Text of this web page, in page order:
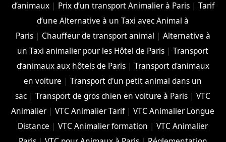
d’animaux| Prix d’un transport Animalier à Paris| Tarif
d’une Alternative à un Taxi avec Animal à
Paris| Chauffeur de transport animal | Alternative à
un Taxi animalier pour les Hôtel de Paris |Transport
d’animaux aux hôtels de Paris| Transport d'animaux
en voiture |Transport d'un petit animal dans un
sac |Transport de gros chien en voiture à Paris |VTC
Animalier |VTC Animalier Tarif|VTC Animalier Longue
Distance |VTC Animalier formation |VTC Animalier